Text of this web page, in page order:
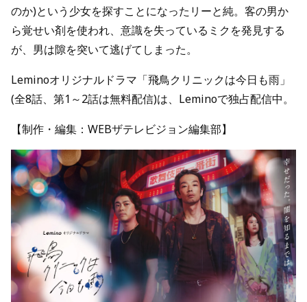
のか)という少女を探すことになったリーと純。客の男か
ら覚せい剤を使われ、意識を失っているミクを発見する
が、男は隙を突いて逃げてしまった。
Leminoオリジナルドラマ「飛鳥クリニックは今日も雨」
(全8話、第1～2話は無料配信)は、Leminoで独占配信中。
【制作・編集：WEBザテレビジョン編集部】